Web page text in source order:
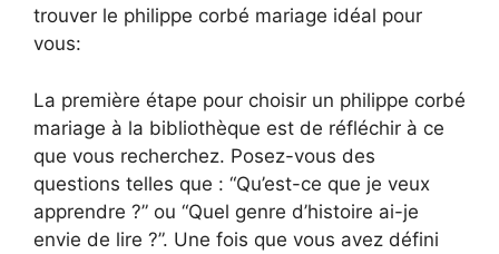
trouver le philippe corbé mariage idéal pour
vous:
La première étape pour choisir un philippe corbé
mariage à la bibliothèque est de réfléchir à ce
que vous recherchez. Posez-vous des
questions telles que : “Qu’est-ce que je veux
apprendre ?” ou “Quel genre d’histoire ai-je
envie de lire ?”. Une fois que vous avez défini